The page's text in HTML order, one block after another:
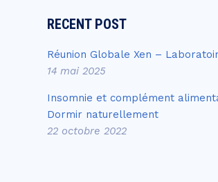
RECENT POST
Réunion Globale Xen –
14 mai 2025
Insomnie et complément
Dormir naturellement
22 octobre 2022